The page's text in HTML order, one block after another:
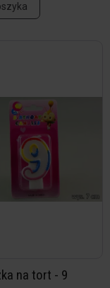
na tort - 9